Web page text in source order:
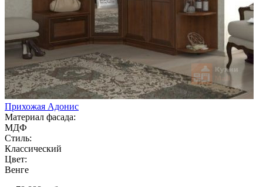
Прихожая Адонис
Материал фасада:
МДФ
Стиль:
Классический
Цвет:
Венге